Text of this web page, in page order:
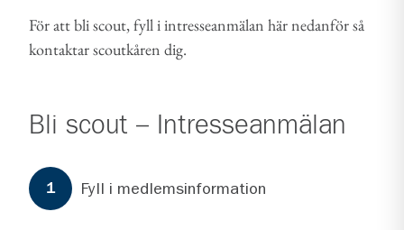
För att bli scout, fyll i intresseanmälan här nedanför så
kontaktar scoutkåren dig.
Bli scout – Intresseanmälan
Formuläret har steg.
1 Steg1
Fyll i medlemsinformation